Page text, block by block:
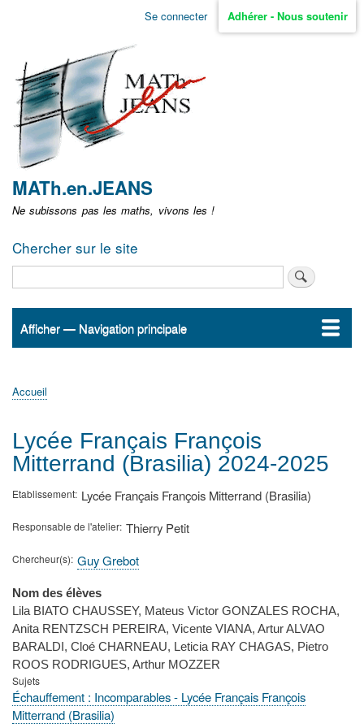
Aller
non
identifié
Se connecter Adhérer - Nous soutenir
MATh.en.JEANS
Ne subissons pas les maths, vivons les !
Chercher sur le site
Navigation
Afficher — Navigation principale
Accueil
ActualitésMATh.en.JEANS ?
Régions et Ateliers
Créer, gérer un atelier
Sujets/Publications
Congrès
d'Ariane
Accueil
Lycée Français François
Mitterrand (Brasilia) 2024-2025
Etablissement Lycée Français François Mitterrand (Brasilia)
Responsable de l'atelier Thierry Petit
Chercheur(s) Guy Grebot
Nom des élèves
Lila BIATO CHAUSSEY, Mateus Victor GONZALES ROCHA,
Anita RENTZSCH PEREIRA, Vicente VIANA, Artur ALVAO
BARALDI, Cloé CHARNEAU, Leticia RAY CHAGAS, Pietro
ROOS RODRIGUES, Arthur MOZZER
Sujets
Échauffement : Incomparables - Lycée Français François
Mitterrand (Brasilia)